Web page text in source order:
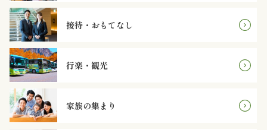
～
鮨
八
遊
接待・おもてなし
行楽・観光
家族の集まり